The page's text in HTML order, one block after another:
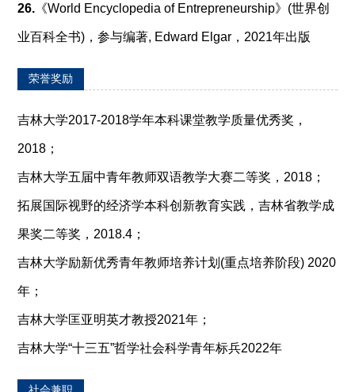
26. 《World Encyclopedia of Entrepreneurship》(世界创
业百科全书)，参与编著, Edward Elgar，2021年出版
荣誉奖励
吉林大学2017-2018学年本科课堂教学质量优秀奖，
2018；
吉林大学五届中青年教师双语教学大赛二等奖，2018；
拓展国际视野的经济学本科创新教育实践，吉林省教学成
果奖二等奖，2018.4；
吉林大学励新优秀青年教师培养计划(重点培养阶段) 2020
年；
吉林大学匡亚明英才教授2021年；
吉林大学“十三五”哲学社会科学青年标兵2022年